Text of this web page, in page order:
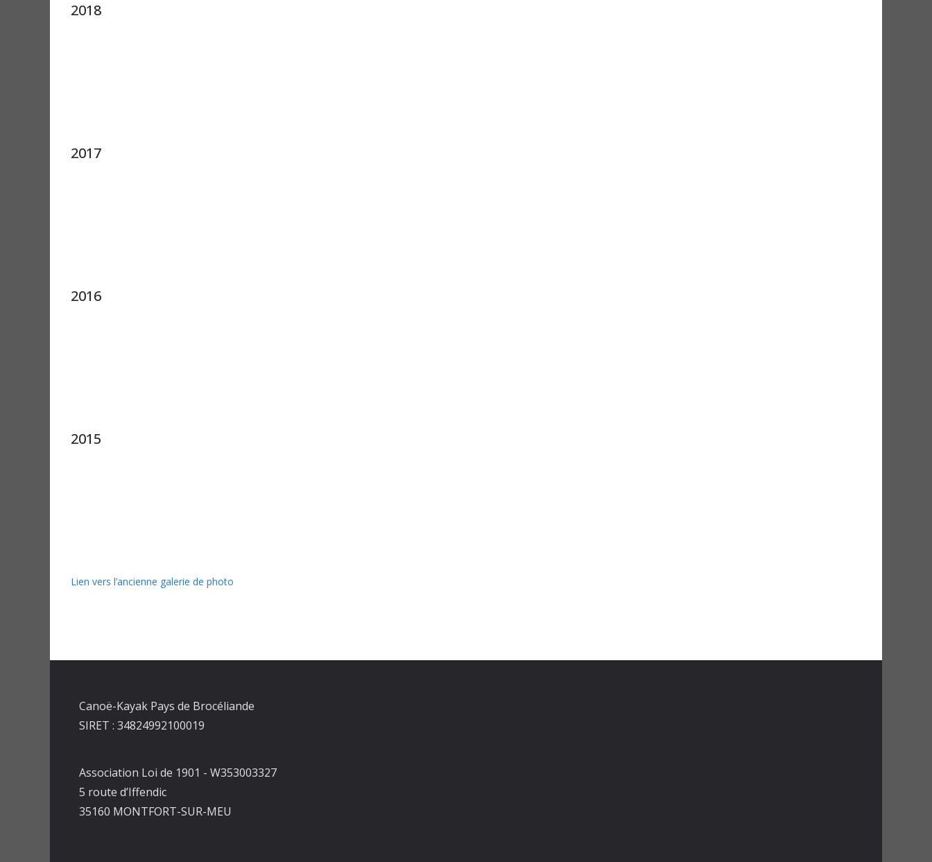
2018
2017
2016
2015
Lien vers l’ancienne galerie de photo
Canoë-Kayak Pays de Brocéliande
SIRET : 34824992100019
Association Loi de 1901 - W353003327
5 route d’Iffendic
35160 MONTFORT-SUR-MEU